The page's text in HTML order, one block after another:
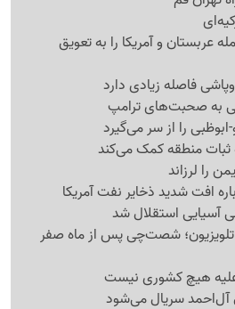
عربستان و آمریکا را به تعویق
فاصله زیادی دارد
به صحبت‌های ترامپ
را از سر می‌گیرد
ثبات منطقه کمک می‌کند
را لرزاند
افت شدید ذخایر نفت آمریکا
آسیایی استقلال شد
تلویزیون؛ شصت‌چی پس از ماه صفر
علیه هیچ کشوری نیست
آل‌احمد سریال می‌شود